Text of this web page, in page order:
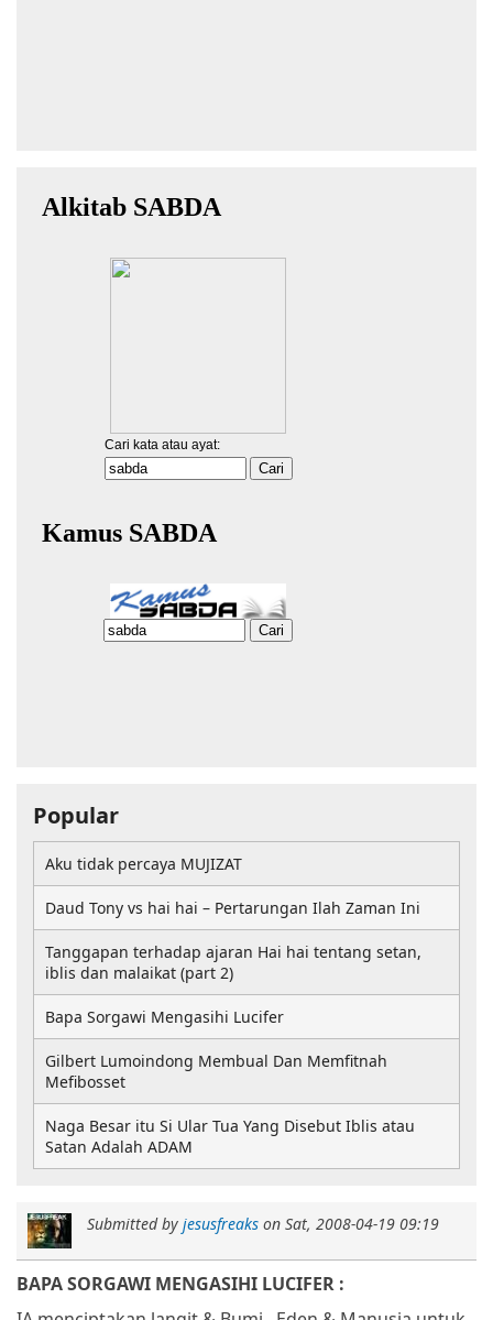
Submitted by jesusfreaks on Sat, 2008-04-19 09:19
BAPA SORGAWI MENGASIHI LUCIFER :
Popular
Aku tidak percaya MUJIZAT
Daud Tony vs hai hai – Pertarungan Ilah Zaman Ini
Tanggapan terhadap ajaran Hai hai tentang setan,
iblis dan malaikat (part 2)
Bapa Sorgawi Mengasihi Lucifer
Gilbert Lumoindong Membual Dan Memfitnah
Mefibosset
Naga Besar itu Si Ular Tua Yang Disebut Iblis atau
Satan Adalah ADAM